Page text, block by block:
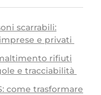
scarrabili:
e privati
rifiuti
e tracciabilità
come trasformare